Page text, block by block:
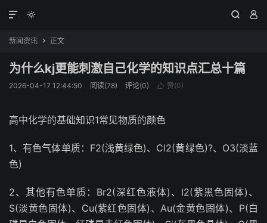
  

新闻资讯  正文
为什么kj更能刺激自己化学的知识点汇总十篇
2026-04-17 12:44:50 阅读(78) 评论(0)  赞(0)
高中化学的基础知识1常见物质的颜色
1、有色气体单质：F2(浅黄绿色)、Cl2(黄绿色)?、O3(淡蓝
色)
2、其他有色单质：Br2(深红色液体)、I2(紫黑色固体)、
S(淡黄色固体)、Cu(紫红色固体)、Au(金黄色固体)、P(白